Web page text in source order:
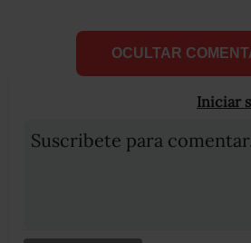
OCULTAR
Iniciar
Suscribete para